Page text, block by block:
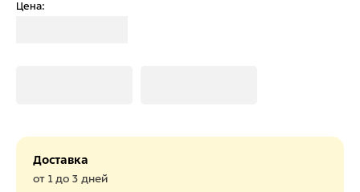
Цена:
Доставка
от 1 до 3 дней